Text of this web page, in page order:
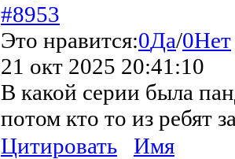
#8953
Это нравится:0Да/0Нет
21 окт 2025 20:41:10
В какой серии была
потом кто то из ребят
Цитировать
Имя